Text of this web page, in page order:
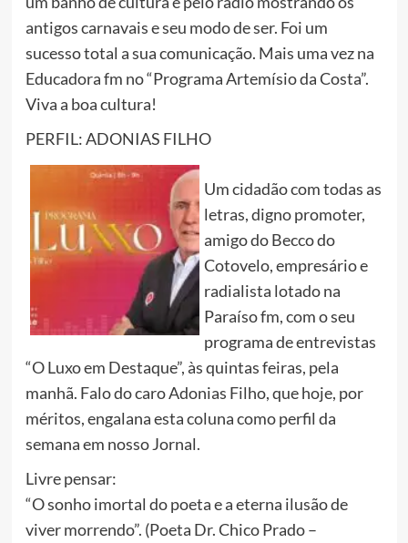
antigos carnavais e seu modo de ser. Foi um
sucesso total a sua comunicação. Mais uma vez na
Educadora fm no “Programa Artemísio da Costa”.
Viva a boa cultura!
PERFIL: ADONIAS FILHO
Um cidadão com todas as
letras, digno promoter,
amigo do Becco do
Cotovelo, empresário e
radialista lotado na
Paraíso fm, com o seu
programa de entrevistas
“O Luxo em Destaque”, às quintas feiras, pela
manhã. Falo do caro Adonias Filho, que hoje, por
méritos, engalana esta coluna como perfil da
semana em nosso Jornal.
Livre pensar:
“O sonho imortal do poeta e a eterna ilusão de
viver morrendo”. (Poeta Dr. Chico Prado –